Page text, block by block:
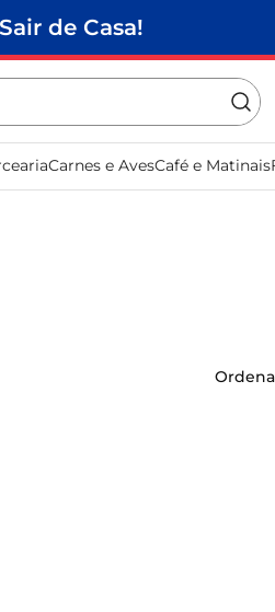
de Casa!
Carnes e AvesCafé e Matinais